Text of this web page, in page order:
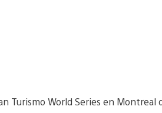
Turismo World Series en Montreal